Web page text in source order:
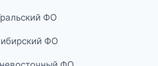
ФО
ФО